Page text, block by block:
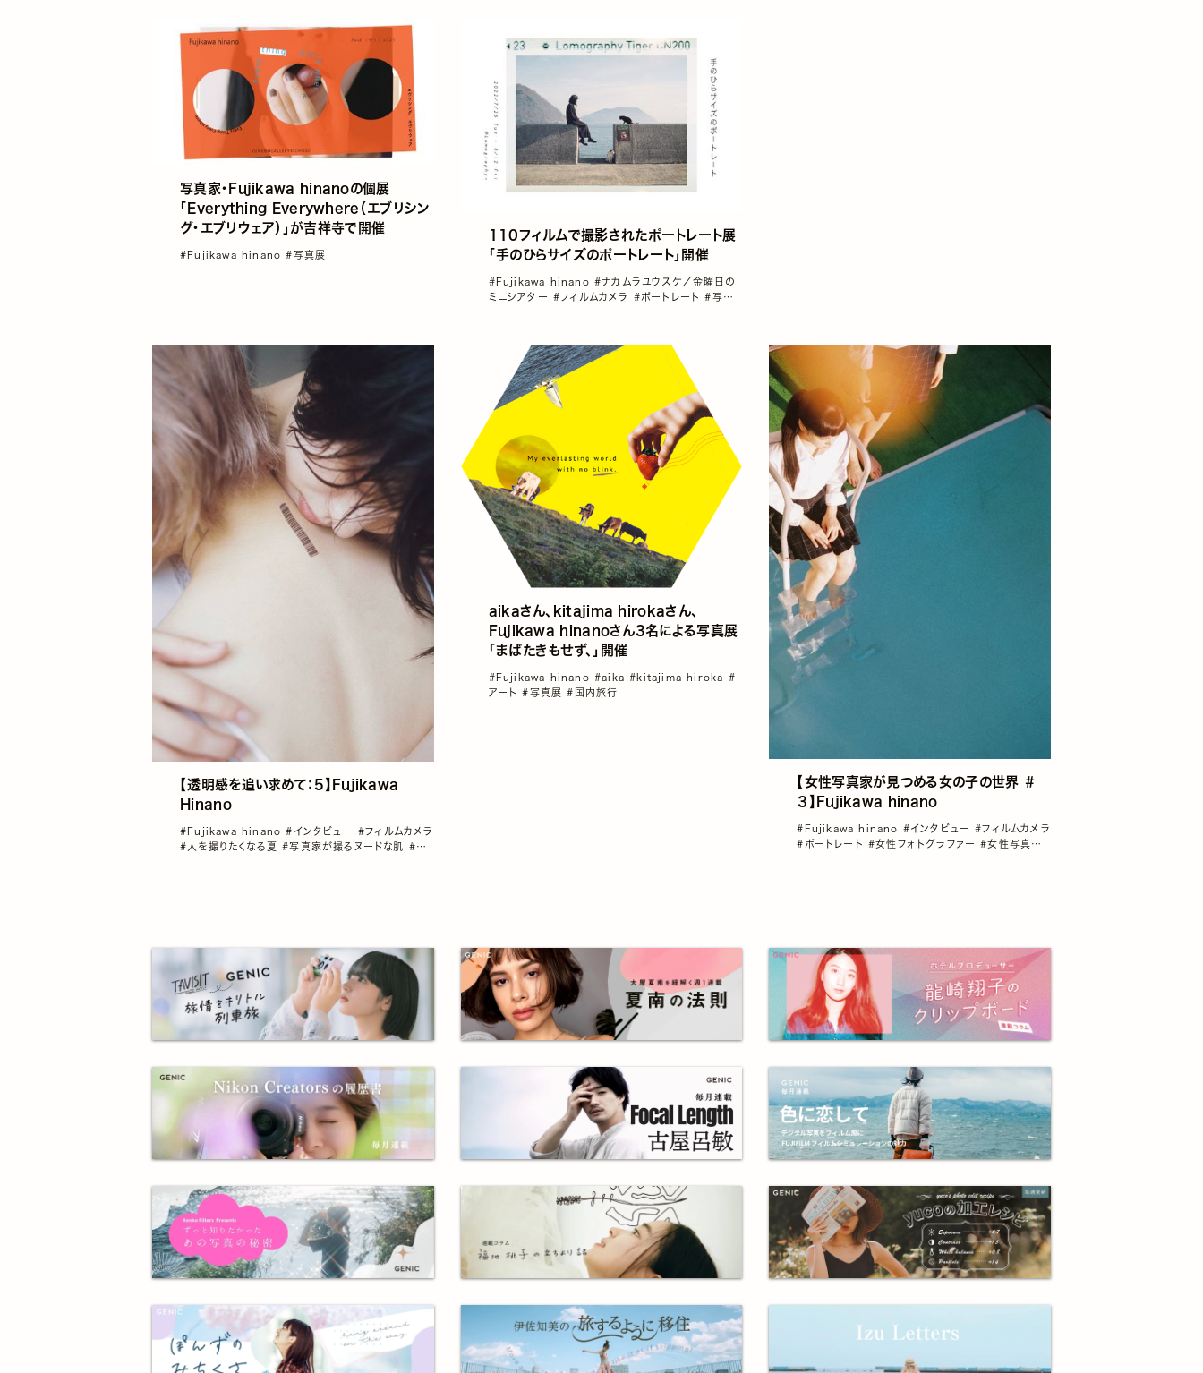
写真家・Fujikawa hinanoの個展
「Everything Everywhere（エブリシン
グ・エブリウェア）」が吉祥寺で開催
#Fujikawa hinano#写真展
110フィルムで撮影されたポートレート展
「手のひらサイズのポートレート」開催
#Fujikawa hinano#ナカムラユウスケ／金曜日の
ミニシアター#フィルムカメラ #ポートレート#写真
【透明感を追い求めて：5】Fujikawa
Hinano
#Fujikawa hinano#インタビュー #フィルムカメラ
#人を撮りたくなる夏#写真家が撮るヌードな肌 #透
aikaさん、kitajima hirokaさん、
Fujikawa hinanoさん3名による写真展
「まばたきもせず、」開催
#Fujikawa hinano#aika#kitajima hiroka #
アート#写真展#国内旅行
【女性写真家が見つめる女の子の世界 ＃
３】Fujikawa hinano
#Fujikawa hinano #インタビュー#フィルムカメラ
#ポートレート #女性フォトグラファー#女性写真家